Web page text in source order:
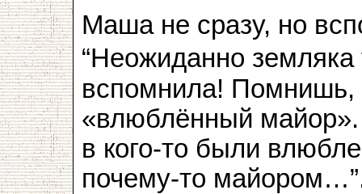
Маша не сразу, но
“Неожиданно
вспомнила! Помнишь,
«влюблённый
в кого-то были
почему-то